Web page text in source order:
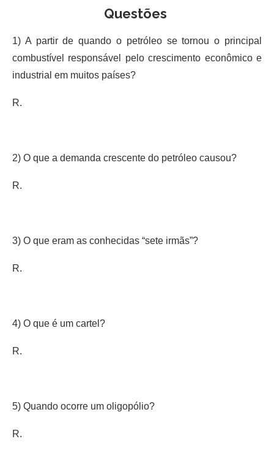
Questões
1) A partir de quando o petróleo se tornou o principal
combustível responsável pelo crescimento econômico e
industrial em muitos países?
R.
2) O que a demanda crescente do petróleo causou?
R.
3) O que eram as conhecidas “sete irmãs”?
R.
4) O que é um cartel?
R.
5) Quando ocorre um oligopólio?
R.